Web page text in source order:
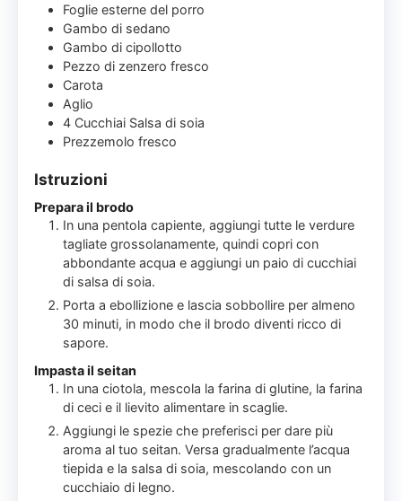
Foglie esterne del porro
Gambo di sedano
Gambo di cipollotto
Pezzo di zenzero fresco
Carota
Aglio
4 Cucchiai Salsa di soia
Prezzemolo fresco
Istruzioni
Prepara il brodo
In una pentola capiente, aggiungi tutte le verdure
tagliate grossolanamente, quindi copri con
abbondante acqua e aggiungi un paio di cucchiai
di salsa di soia.
Porta a ebollizione e lascia sobbollire per almeno
30 minuti, in modo che il brodo diventi ricco di
sapore.
Impasta il seitan
In una ciotola, mescola la farina di glutine, la farina
di ceci e il lievito alimentare in scaglie.
Aggiungi le spezie che preferisci per dare più
aroma al tuo seitan. Versa gradualmente l’acqua
tiepida e la salsa di soia, mescolando con un
cucchiaio di legno.